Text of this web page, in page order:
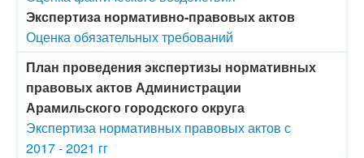
Экспертиза нормативно-правовых актов
Оценка обязательных требований
План проведения экспертизы нормативных
правовых актов Администрации
Арамильского городского округа
Экспертиза нормативных правовых актов с
2017 - 2021 гг